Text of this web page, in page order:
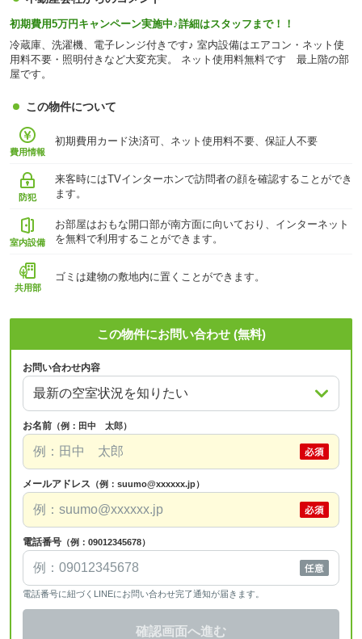
初期費用5万円キャンペーン実施中♪詳細はスタッフまで！！
冷蔵庫、洗濯機、電子レンジ付きです♪ 室内設備はエアコン・ネット使
用料不要・照明付きなど大変充実。 ネット使用料無料です 最上階の部
屋です。
この物件について
費用情報
初期費用カード決済可、ネット使用料不要、保証人不要
防犯
来客時にはTVインターホンで訪問者の顔を確認することができ
ます。
室内設備
お部屋はおもな開口部が南方面に向いており、インターネット
を無料で利用することができます。
共用部
ゴミは建物の敷地内に置くことができます。
この物件にお問い合わせ (無料)
お問い合わせ内容
お名前 （例：田中 太郎）
メールアドレス （例：suumo@xxxxxx.jp）
電話番号 （例：09012345678）
電話番号に紐づくLINEにお問い合わせ完了通知が届きます。
確認画面へ進む